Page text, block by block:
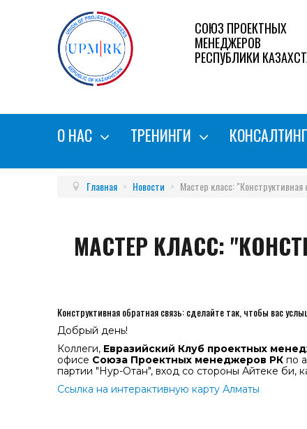
СОЮЗ ПРОЕКТНЫХ
МЕНЕДЖЕРОВ
РЕСПУБЛИКИ
О НАС ТРЕНИНГИ КОНСАЛТИНГ
Главная > Новости > Мастер класс:
МАСТЕР КЛАСС:
Конструктивная обратная связь: сделайте так, чтобы вас
Добрый день!
Коллеги, Евразийский Клуб проектных
офисе Союза Проектных менеджеров РК по
партии "Нур-Отан", вход со стороны Айтеке би,
Ссылка на интерактивную карту Алматы